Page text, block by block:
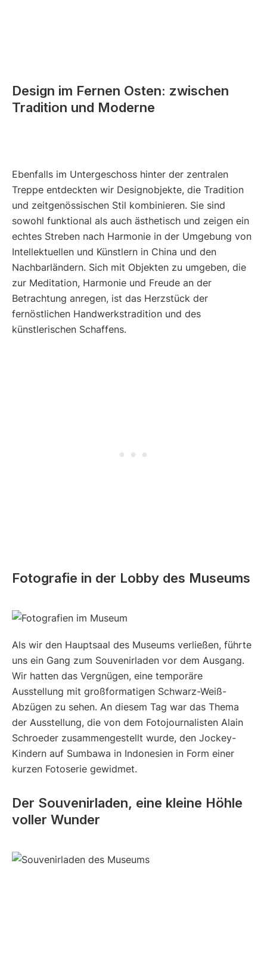
Design im Fernen Osten: zwischen
Tradition und Moderne
Ebenfalls im Untergeschoss hinter der zentralen
Treppe entdeckten wir Designobjekte, die Tradition
und zeitgenössischen Stil kombinieren. Sie sind
sowohl funktional als auch ästhetisch und zeigen ein
echtes Streben nach Harmonie in der Umgebung von
Intellektuellen und Künstlern in China und den
Nachbarländern. Sich mit Objekten zu umgeben, die
zur Meditation, Harmonie und Freude an der
Betrachtung anregen, ist das Herzstück der
fernöstlichen Handwerkstradition und des
künstlerischen Schaffens.
Fotografie in der Lobby des Museums
Als wir den Hauptsaal des Museums verließen, führte
uns ein Gang zum Souvenirladen vor dem Ausgang.
Wir hatten das Vergnügen, eine temporäre
Ausstellung mit großformatigen Schwarz-Weiß-
Abzügen zu sehen. An diesem Tag war das Thema
der Ausstellung, die von dem Fotojournalisten Alain
Schroeder zusammengestellt wurde, den Jockey-
Kindern auf Sumbawa in Indonesien in Form einer
kurzen Fotoserie gewidmet.
Der Souvenirladen, eine kleine Höhle
voller Wunder